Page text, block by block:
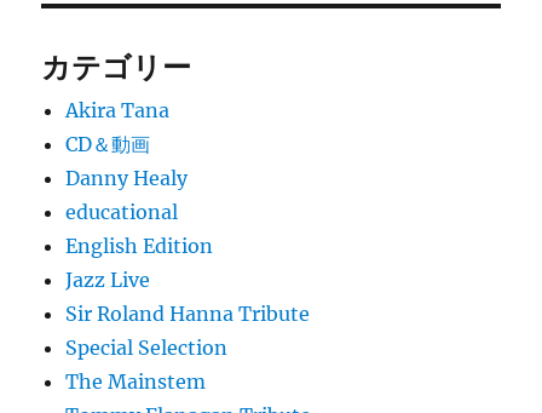
カテゴリー
Akira Tana
CD＆動画
Danny Healy
educational
English Edition
Jazz Live
Sir Roland Hanna Tribute
Special Selection
The Mainstem